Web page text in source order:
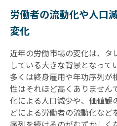
労働者の流動化や人口
変化
近年の労働市場の変化は、タ
している大きな背景となって
多くは終身雇用や年功序列が
性はそれほど高くありません
化による人口減少や、価値観
どによる労働者の流動化な